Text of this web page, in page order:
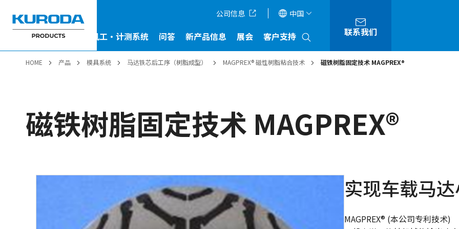
公司信息 中国
驱动系统 模具系统 机工・计测系统 问答 新产品信息 展会 客户支持 联系我们
HOME 产品 模具系统 马达铁芯后工序（树脂成型） MAGPREX® 磁性树脂粘合技术 磁铁树脂固定技术 MAGPREX®
磁铁树脂固定技术 MAGPREX®
实现车载马
MAGPREX® (本公司专利技术)